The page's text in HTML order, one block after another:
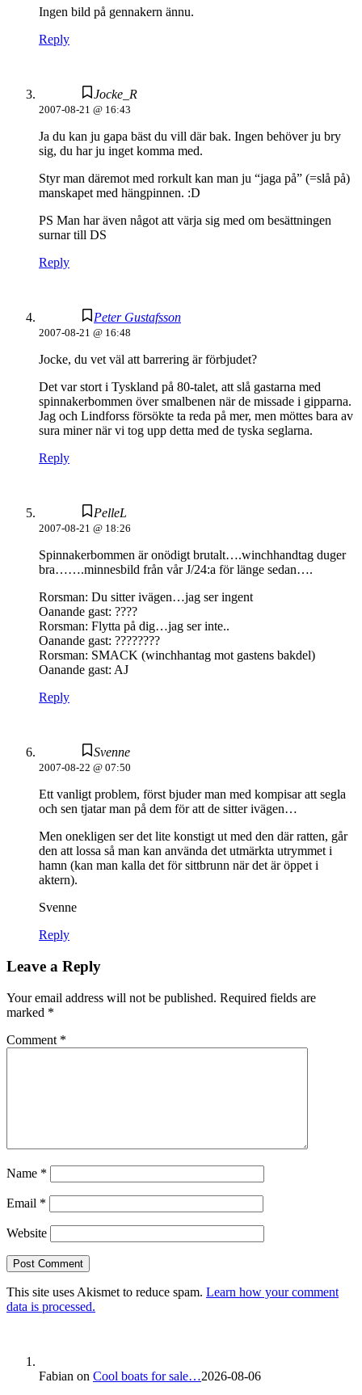
Ingen bild på gennakern ännu.
Reply
Jocke_R
2007-08-21 @ 16:43
Ja du kan ju gapa bäst du vill där bak. Ingen behöver ju bry
sig, du har ju inget komma med.
Styr man däremot med rorkult kan man ju “jaga på” (=slå på)
manskapet med hängpinnen. :D
PS Man har även något att värja sig med om besättningen
surnar till DS
Reply
Peter Gustafsson
2007-08-21 @ 16:48
Jocke, du vet väl att barrering är förbjudet?
Det var stort i Tyskland på 80-talet, att slå gastarna med
spinnakerbommen över smalbenen när de missade i gipparna.
Jag och Lindforss försökte ta reda på mer, men möttes bara av
sura miner när vi tog upp detta med de tyska seglarna.
Reply
PelleL
2007-08-21 @ 18:26
Spinnakerbommen är onödigt brutalt….winchhandtag duger
bra…….minnesbild från vår J/24:a för länge sedan….
Rorsman: Du sitter ivägen…jag ser ingent
Oanande gast: ????
Rorsman: Flytta på dig…jag ser inte..
Oanande gast: ????????
Rorsman: SMACK (winchhantag mot gastens bakdel)
Oanande gast: AJ
Reply
Svenne
2007-08-22 @ 07:50
Ett vanligt problem, först bjuder man med kompisar att segla
och sen tjatar man på dem för att de sitter ivägen…
Men onekligen ser det lite konstigt ut med den där ratten, går
den att lossa så man kan använda det utmärkta utrymmet i
hamn (kan man kalla det för sittbrunn när det är öppet i
aktern).
Svenne
Reply
Leave a Reply
Your email address will not be published. Required fields are
marked *
Comment *
Name *
Email *
Website
This site uses Akismet to reduce spam. Learn how your comment
data is processed.
Fabian on Cool boats for sale…2026-08-06